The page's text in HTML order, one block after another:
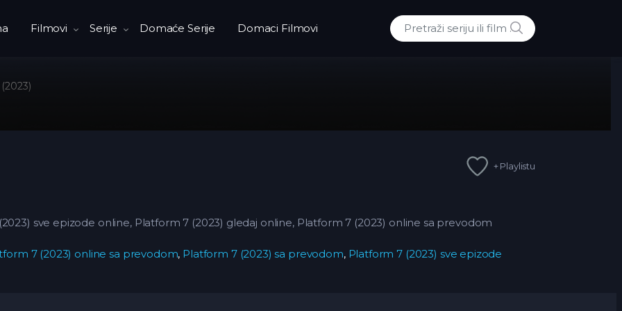
Filmovi Serije Domaće Serije Domaci Filmovi
Traži:
POTRAZI
+ Playlistu
sve epizode online, Platform 7 (2023) gledaj online, Platform 7 (2023) online sa prevodom
7 (2023) online sa prevodom, Platform 7 (2023) sa prevodom, Platform 7 (2023) sve epizode